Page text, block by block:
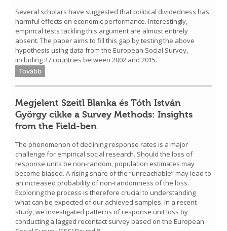
Several scholars have suggested that political dividedness has
harmful effects on economic performance. Interestingly,
empirical tests tackling this argument are almost entirely
absent. The paper aims to fill this gap by testing the above
hypothesis using data from the European Social Survey,
including 27 countries between 2002 and 2015.
Tovább
Megjelent Szeitl Blanka és Tóth István
György cikke a Survey Methods: Insights
from the Field-ben
The phenomenon of declining response rates is a major
challenge for empirical social research. Should the loss of
response units be non-random, population estimates may
become biased. A rising share of the “unreachable” may lead to
an increased probability of non-randomness of the loss.
Exploring the process is therefore crucial to understanding
what can be expected of our achieved samples. In a recent
study, we investigated patterns of response unit loss by
conducting a lagged recontact survey based on the European